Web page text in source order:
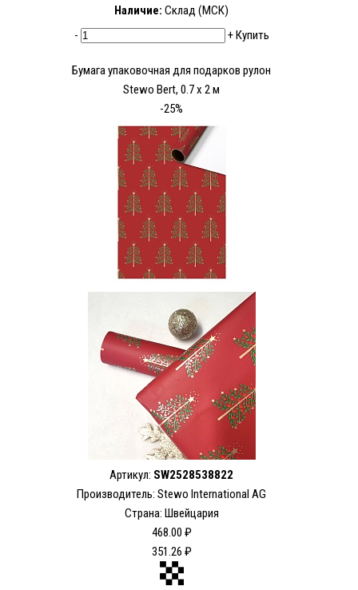
Наличие: Склад (МСК)
-
+Купить
Бумага упаковочная для подарков рулон
Stewo Bert, 0.7 x 2 м
-25%
Артикул: SW2528538822
Производитель: Stewo International AG
Страна: Швейцария
468.00 ₽
351.26 ₽